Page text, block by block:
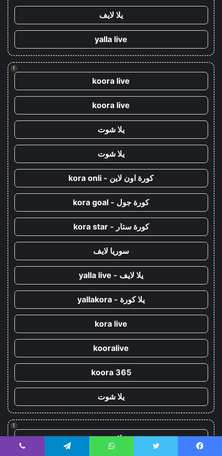
يلا لايف
yalla live
!
koora live
koora live
يلا شوت
يلا شوت
كورة اون لاين - kora onli
كورة جول - kora goal
كورة ستار - kora star
سوريا لايف
يلا لايف - yalla live
يلا كورة - yallakora
kora live
kooralive
koora 365
يلا شوت
!
يلا شوت